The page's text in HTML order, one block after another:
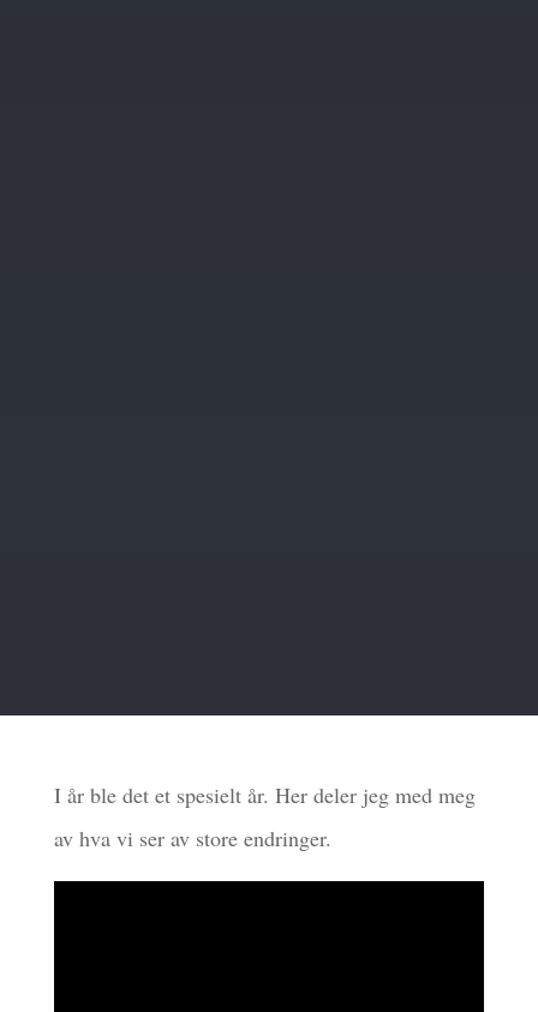
I år ble det et spesielt år. Her deler jeg med meg
av hva vi ser av store endringer.